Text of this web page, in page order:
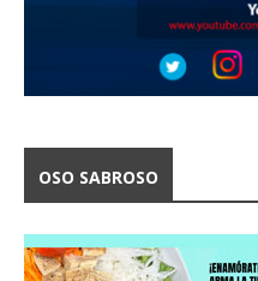
OSO SABROSO